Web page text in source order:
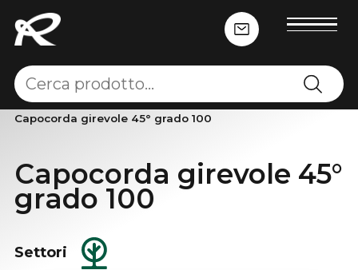
Home - Accessori per fune - Capocorda -
Capocorda girevole 45° grado 100
Capocorda girevole 45°
grado 100
Settori